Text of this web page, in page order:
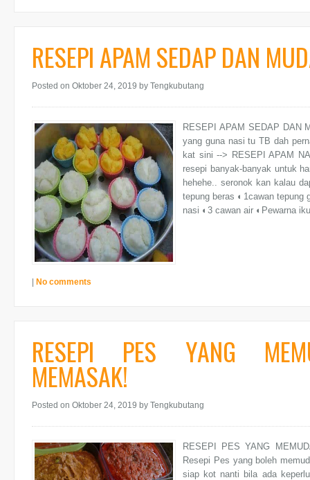
RESEPI APAM SEDAP DAN
Posted on Oktober 24, 2019 by Tengkubutang
RESEPI APAM SEDAP DAN
yang guna nasi tu TB dah
kat sini --> RESEPI APAM
resepi banyak-banyak untuk
hehehe.. seronok kan kalau
tepung beras ◐1cawan tepung
nasi ◐3 cawan air ◐Pewarna
No comments
RESEPI PES YANG
MEMASAK!
Posted on Oktober 24, 2019 by Tengkubutang
RESEPI PES YANG
Resepi Pes yang boleh
siap kot nanti bila ada